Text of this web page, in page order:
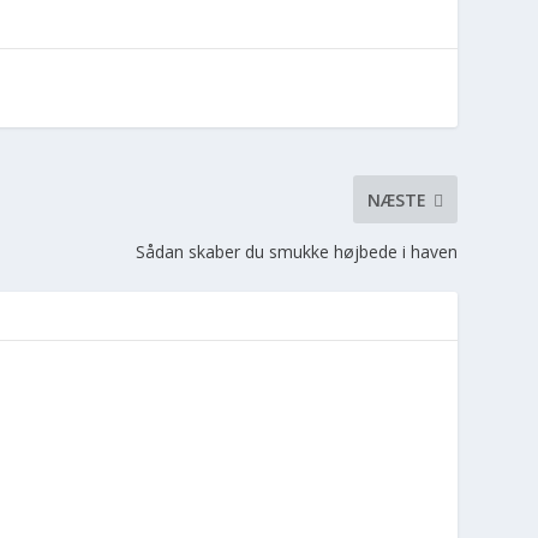
NÆSTE
Sådan skaber du smukke højbede i haven